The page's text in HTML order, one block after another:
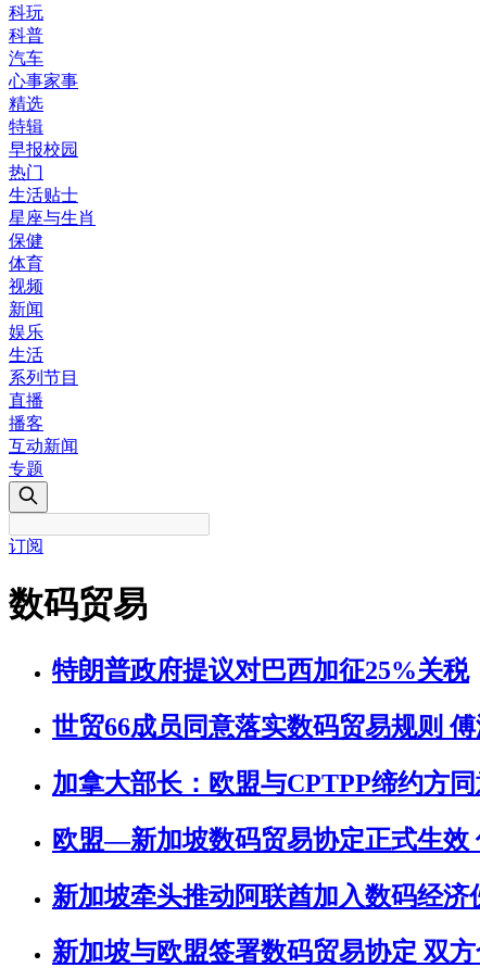
科玩
科普
汽车
心事家事
精选
特辑
早报校园
热门
生活贴士
星座与生肖
保健
体育
视频
新闻
娱乐
生活
系列节目
直播
播客
互动新闻
专题
订阅
数码贸易
特朗普政府提议对巴西加征25%关税
世贸66成员同意落实数码贸易规则
加拿大部长：欧盟与CPTPP缔约方
欧盟—新加坡数码贸易协定正式生效
新加坡牵头推动阿联酋加入数码经济
新加坡与欧盟签署数码贸易协定 双